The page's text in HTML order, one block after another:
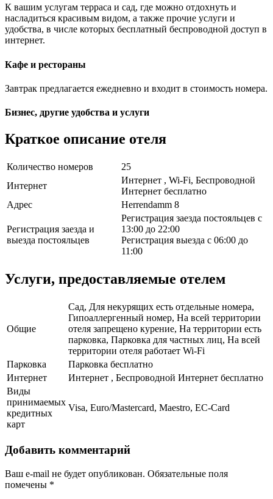
К вашим услугам терраса и сад, где можно отдохнуть и
насладиться красивым видом, а также прочие услуги и
удобства, в числе которых бесплатный беспроводной доступ в
интернет.
Кафе и рестораны
Завтрак предлагается ежедневно и входит в стоимость номера.
Бизнес, другие удобства и услуги
Краткое описание отеля
Количество номеров
25
Интернет
Интернет , Wi-Fi, Беспроводной
Интернет бесплатно
Адрес
Herrendamm 8
Регистрация заезда и
выезда постояльцев
Регистрация заезда постояльцев с
13:00 до 22:00
Регистрация выезда с 06:00 до
11:00
Услуги, предоставляемые отелем
Общие
Сад, Для некурящих есть отдельные номера,
Гипоаллергенный номер, На всей территории
отеля запрещено курение, На территории есть
парковка, Парковка для частных лиц, На всей
территории отеля работает Wi-Fi
Парковка
Парковка бесплатно
Интернет
Интернет , Беспроводной Интернет бесплатно
Виды
принимаемых
кредитных
карт
Visa, Euro/Mastercard, Maestro, EC-Card
Добавить комментарий
Ваш e-mail не будет опубликован. Обязательные поля
помечены *